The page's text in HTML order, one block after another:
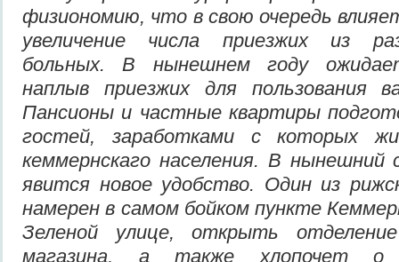
физиономию, что в свою очередь
увеличение числа приезжих из
больных. В нынешнем году
наплыв
приезжих для пользования
Пансионы и частные квартиры
гостей, заработками с которых
кеммернскаго населения. В нынешний
явится новое удобство. Один из
намерен в самом бойком пункте
Зеленой улице, открыть
магазина,
а также хлопочет о